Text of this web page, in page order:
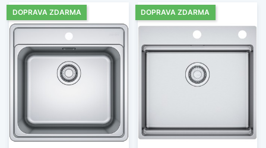
DOPRAVA ZDARMA DOPRAVA ZDARMA